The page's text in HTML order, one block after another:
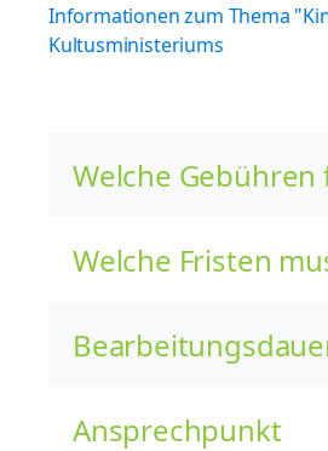
Informationen zum Thema
Kultusministeriums
Welche Gebühren
Welche Fristen
Ansprechpunkt